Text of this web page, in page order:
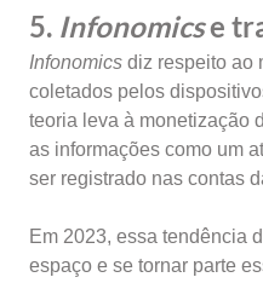
5. Infonomicse
Infonomics diz respeito ao
coletados pelos
teoria leva à monetização
as informações como um
ser registrado nas contas
Em 2023, essa tendência
espaço e se tornar parte